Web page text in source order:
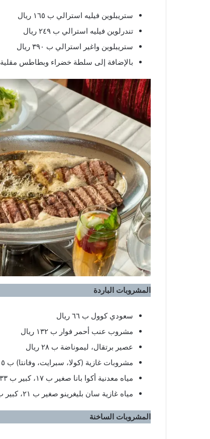
ستريبلوين فيليه استرالي ب ١٦٥ ريال
تندرلوين فيليه استرالي ب ٢٤٩ ريال
ستريبلوين واغير استرالي ب ٣٩٠ ريال
بالإضافة إلى سلطة خضراء وبطاطس مقلية
المشروبات الباردة
سعودي كوول ب ٦٦ ريال
مشروب عنب أحمر فوار ب ١٣٢ ريال
عصير برتقال، ليموناضة ب ٢٨ ريال
مشروبات غازية (كولا، سبرايت، وفانتا) ب ١٥ ريال
مياه معدنية أكوا بانا صغير ب ١٧، كبير ب ٣٣ ريال
مياه غازية سان بليغرينو صغير ب ٢١، كبير ب ٣٩ ريال
المشروبات الساخنة